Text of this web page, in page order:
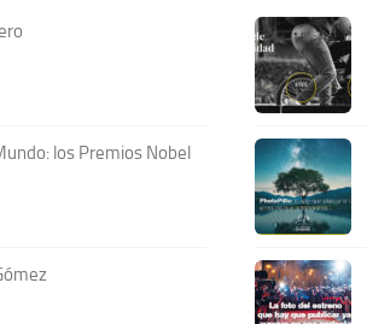
los Premios Nobel